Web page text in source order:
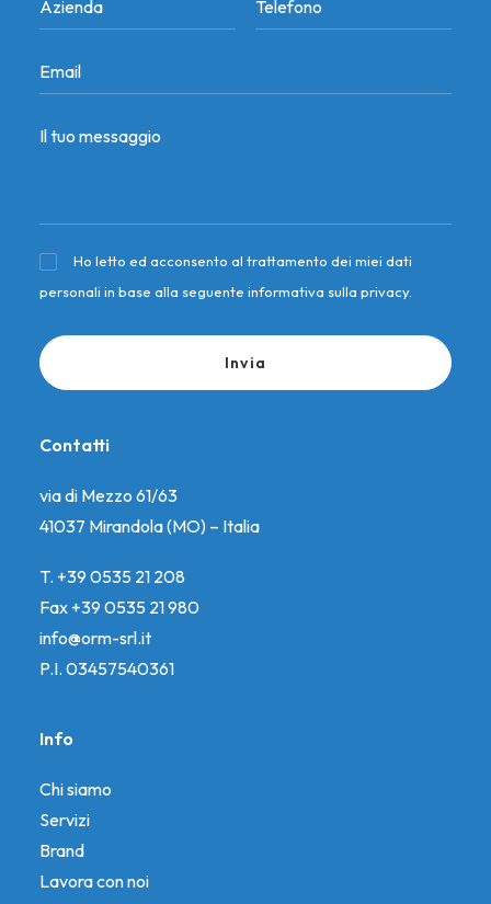
Ho letto ed acconsento al trattamento dei miei dati
personali in base alla seguente informativa sulla privacy.
Contatti
via di Mezzo 61/63
41037 Mirandola (MO) – Italia
T. +39 0535 21 208
Fax +39 0535 21 980
info@orm-srl.it
P.I. 03457540361
Info
Chi siamo
Servizi
Brand
Lavora con noi